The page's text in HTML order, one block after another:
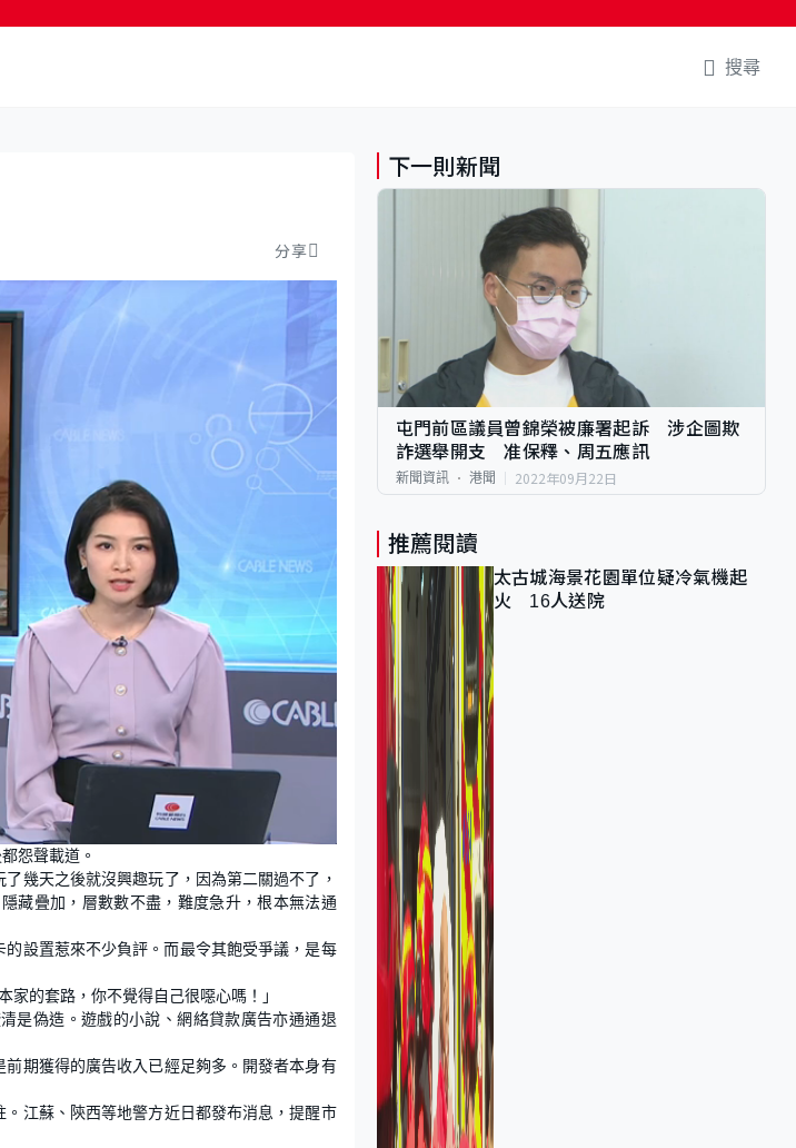
搜尋
分享
怨聲載道。
幾天之後就沒興趣玩了，因為第二關過不了，
藏疊加，層數數不盡，難度急升，根本無法通
設置惹來不少負評。而最令其飽受爭議，是每
的套路，你不覺得自己很噁心嗎！」
是偽造。遊戲的小說、網絡貸款廣告亦通通退
期獲得的廣告收入已經足夠多。開發者本身有
江蘇、陝西等地警方近日都發布消息，提醒市
下一則新聞
屯門前區議員曾錦榮被廉署起訴 涉企圖欺
詐選舉開支 准保釋、周五應訊
新聞資訊 港聞 2022年09月22日
推薦閱讀
太古城海景花園單位疑冷氣機起
火 16人送院